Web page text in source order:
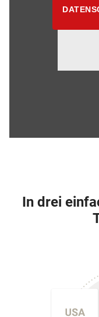
In drei